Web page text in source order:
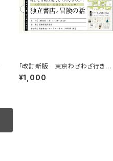
「改訂新版 東京わざわざ行きた
い街の本屋さん」出版記念トークイ
ベント録画視聴権
¥1,000